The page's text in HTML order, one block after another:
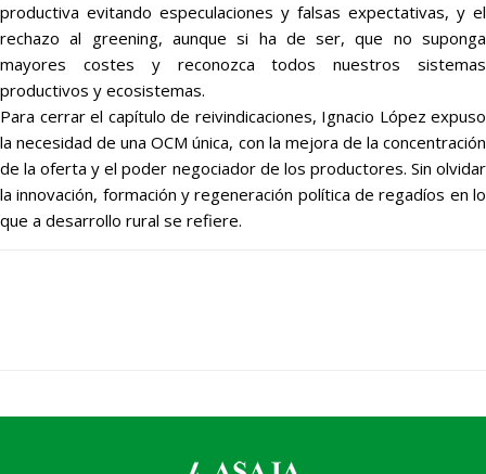
productiva evitando especulaciones y falsas expectativas, y el
rechazo al greening, aunque si ha de ser, que no suponga
mayores costes y reconozca todos nuestros sistemas
productivos y ecosistemas.
Para cerrar el capítulo de reivindicaciones, Ignacio López expuso
la necesidad de una OCM única, con la mejora de la concentración
de la oferta y el poder negociador de los productores. Sin olvidar
la innovación, formación y regeneración política de regadíos en lo
que a desarrollo rural se refiere.